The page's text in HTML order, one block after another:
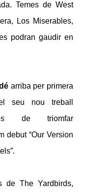
Temes de West
Los Miserables,
podran gaudir en
arriba per primera
seu nou treball
de triomfar
debut “Our Version
de The Yardbirds,